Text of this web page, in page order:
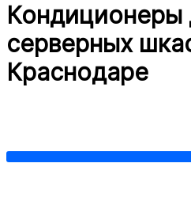
Кондиционеры
серверных
Краснодаре